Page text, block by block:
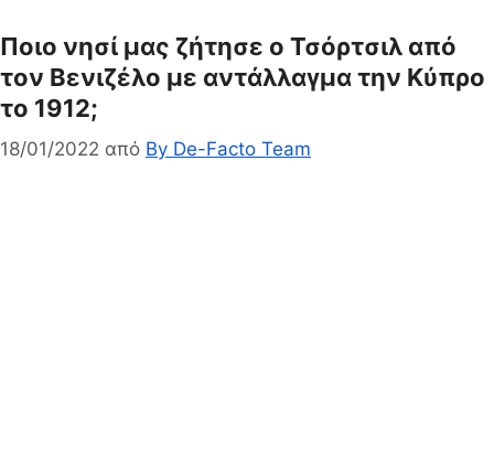
Ποιο νησί μας ζήτησε ο Τσόρτσιλ από
τον Βενιζέλο με αντάλλαγμα την Κύπρο
το 1912;
18/01/2022 από By De-Facto Team